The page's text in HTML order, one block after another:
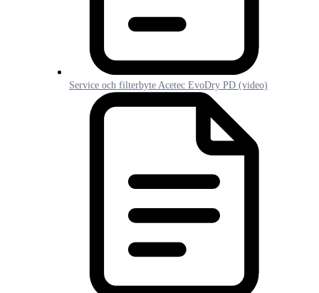
Service och filterbyte Acetec EvoDry PD (video)